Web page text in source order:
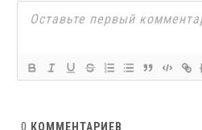
0 КОММЕНТАРИЕВ